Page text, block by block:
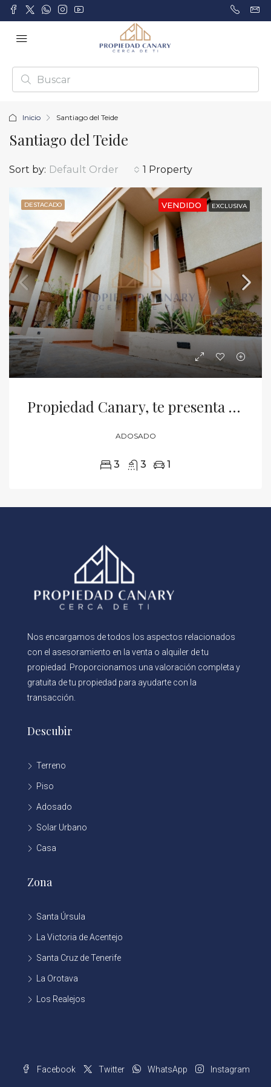
Inicio Santiago del Teide
Santiago del Teide
1 Property
Sort by: Default Order
DESTACADO VENDIDO EXCLUSIVA
Propiedad Canary, te presenta esta maravillosa vivienda adosada ubicada en Puerto de Santiago municipio de Santiago del Teide.
ADOSADO
3 3 1
Nos encargamos de todos los aspectos relacionados
con el asesoramiento en la venta o alquiler de tu
propiedad. Proporcionamos una valoración completa y
gratuita de tu propiedad para ayudarte con la
transacción.
Descubir
Terreno
Piso
Adosado
Solar Urbano
Casa
Zona
Santa Úrsula
La Victoria de Acentejo
Santa Cruz de Tenerife
La Orotava
Los Realejos
Facebook Twitter WhatsApp Instagram